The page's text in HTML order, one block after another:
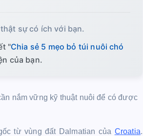
sự có ích với bạn.
"Chia sẻ 5 mẹo bỏ túi nuôi chó
của bạn.
nắm vững kỹ thuật nuôi để có được
từ vùng đất Dalmatian của Croatia.